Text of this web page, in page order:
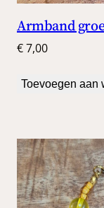
Armband
€7,00
Toevoegen aan